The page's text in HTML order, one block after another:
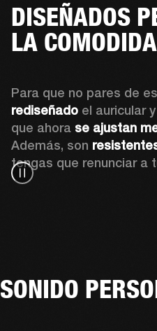
DISEÑADOS
LA
Para que no pares de
rediseñado el auricular
que ahora se ajustan
Además, son
tengas que renunciar a
SONIDO